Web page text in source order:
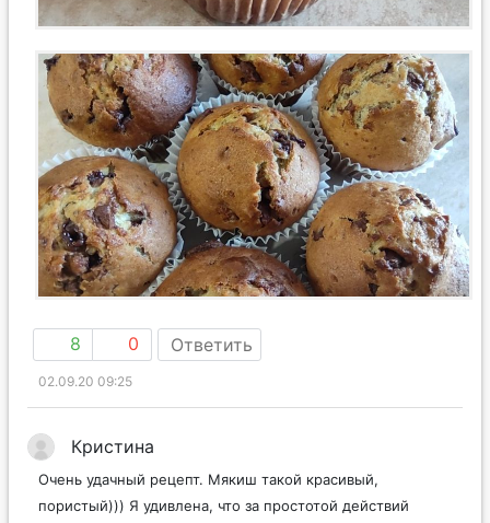
8 0 Ответить
02.09.20 09:25
Кристина
Очень удачный рецепт. Мякиш такой красивый,
пористый))) Я удивлена, что за простотой действий